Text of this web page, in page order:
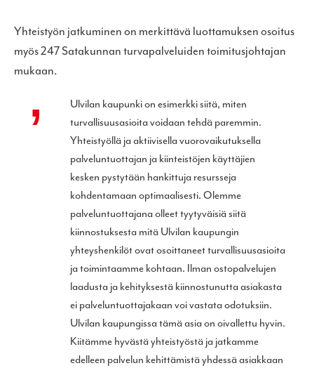
Yhteistyön jatkuminen on merkittävä luottamuksen osoitus
myös 247 Satakunnan turvapalveluiden toimitusjohtajan
mukaan.
Ulvilan kaupunki on esimerkki siitä, miten
turvallisuusasioita voidaan tehdä paremmin.
Yhteistyöllä ja aktiivisella vuorovaikutuksella
palveluntuottajan ja kiinteistöjen käyttäjien
kesken pystytään hankittuja resursseja
kohdentamaan optimaalisesti. Olemme
palveluntuottajana olleet tyytyväisiä siitä
kiinnostuksesta mitä Ulvilan kaupungin
yhteyshenkilöt ovat osoittaneet turvallisuusasioita
ja toimintaamme kohtaan. Ilman ostopalvelujen
laadusta ja kehityksestä kiinnostunutta asiakasta
ei palveluntuottajakaan voi vastata odotuksiin.
Ulvilan kaupungissa tämä asia on oivallettu hyvin.
Kiitämme hyvästä yhteistyöstä ja jatkamme
edelleen palvelun kehittämistä yhdessä asiakkaan